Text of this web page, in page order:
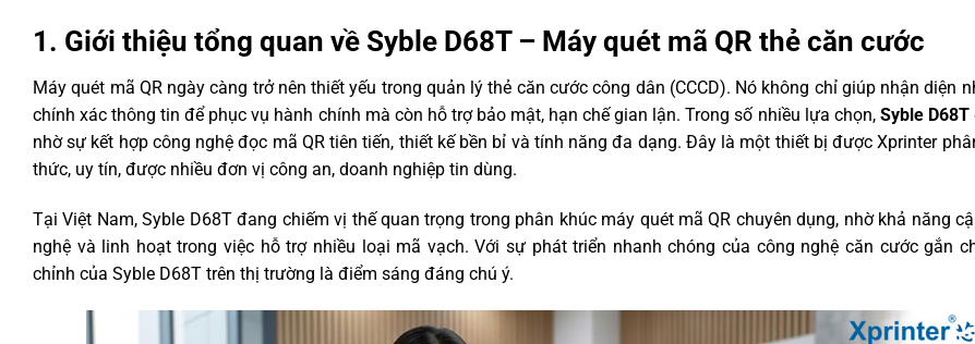
1. Giới thiệu tổng quan về Syble D68T – Máy quét mã QR thẻ căn cước
Máy quét mã QR ngày càng trở nên thiết yếu trong quản lý thẻ căn cước công dân (CCCD). Nó không chỉ giúp nhận diện
chính xác thông tin để phục vụ hành chính mà còn hỗ trợ bảo mật, hạn chế gian lận. Trong số nhiều lựa chọn, Syble D68T
nhờ sự kết hợp công nghệ đọc mã QR tiên tiến, thiết kế bền bỉ và tính năng đa dạng. Đây là một thiết bị đượcXprinter
thức, uy tín, được nhiều đơn vị công an, doanh nghiệp tin dùng.
Tại Việt Nam, Syble D68T đang chiếm vị thế quan trọng trong phân khúc máy quét mã QR chuyên dụng, nhờ khả năng
nghệ và linh hoạt trong việc hỗ trợ nhiều loại mã vạch. Với sự phát triển nhanh chóng của công nghệ căn cước gắn
chỉnh của Syble D68T trên thị trường là điểm sáng đáng chú ý.